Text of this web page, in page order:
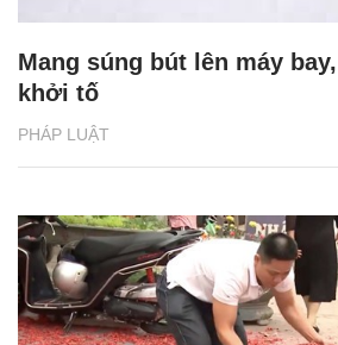
PHÁP LUẬT
Mang súng bút lên máy
khởi tố